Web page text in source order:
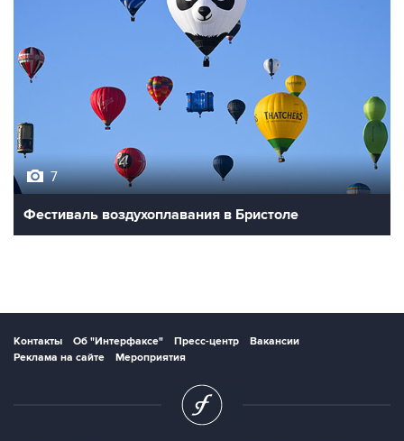
7
Фестиваль воздухоплавания в Бристоле
Контакты Об "Интерфаксе" Пресс-центр
Вакансии
Реклама на сайте
Мероприятия